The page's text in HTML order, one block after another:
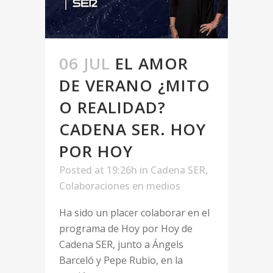
06 JUL EL AMOR
DE VERANO ¿MITO
O REALIDAD?
CADENA SER. HOY
POR HOY
Posted at 19:26h in Cadena SER,
Colaboraciones en medios
Ha sido un placer colaborar en el
programa de Hoy por Hoy de
Cadena SER, junto a Ángels
Barceló y Pepe Rubio, en la